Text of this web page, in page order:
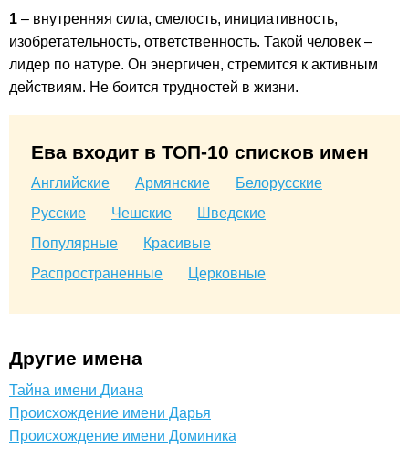
1 – внутренняя сила, смелость, инициативность,
изобретательность, ответственность. Такой человек –
лидер по натуре. Он энергичен, стремится к активным
действиям. Не боится трудностей в жизни.
Ева входит в ТОП-10 списков имен
Английские Армянские
Белорусские
Русские
Чешские
Шведские
Популярные
Красивые
Распространенные
Церковные
Другие имена
Тайна имени Диана
Происхождение имени Дарья
Происхождение имени Доминика